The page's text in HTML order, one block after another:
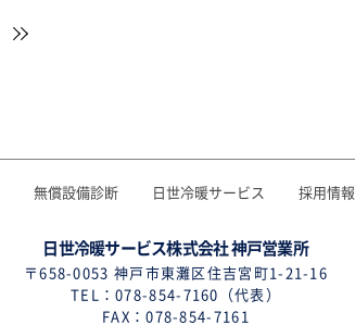
無償設備診断 日世冷暖サービス 採用情報
日世冷暖サービス株式会社 神戸営業所
〒658-0053 神戸市東灘区住吉宮町1-21-16
TEL：078-854-7160（代表）
FAX：078-854-7161